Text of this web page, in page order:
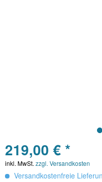
219,00 € *
inkl. MwSt. zzgl. Versandkosten
Versandkostenfreie